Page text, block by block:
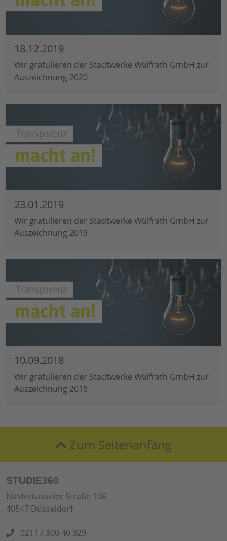
18.12.2019
Wir gratulieren der Stadtwerke Wülfrath GmbH zur
Auszeichnung 2020
23.01.2019
Wir gratulieren der Stadtwerke Wülfrath GmbH zur
Auszeichnung 2019
10.09.2018
Wir gratulieren der Stadtwerke Wülfrath GmbH zur
Auszeichnung 2018
Zum Seitenanfang
STUDIE360
Niederkasseler Straße 106
40547 Düsseldorf
0211 / 300 40 329